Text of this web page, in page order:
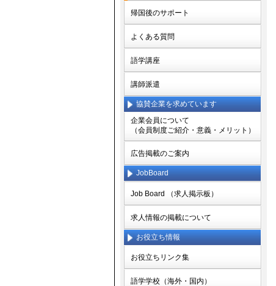
帰国後のサポート
よくある質問
語学講座
講師派遣
協賛企業を求めています
企業会員について
（会員制度ご紹介・意義・メリット）
広告掲載のご案内
JobBoard
Job Board （求人掲示板）
求人情報の掲載について
お役立ち情報
お役立ちリンク集
語学学校（海外・国内）